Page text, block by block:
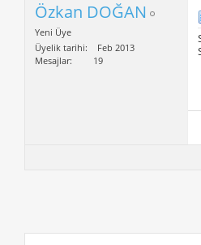
Özkan DOĞAN
Yeni Üye
Üyelik tarihi
Feb 2013
Mesajlar
19